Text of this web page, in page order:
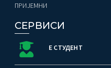
ПРИЈЕМНИ
СЕРВИСИ
Е СТУДЕНТ